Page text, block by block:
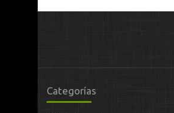
Categorías